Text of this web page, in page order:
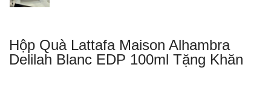
Hộp Quà Lattafa Maison Alhambra
Delilah Blanc EDP 100ml Tặng Khăn